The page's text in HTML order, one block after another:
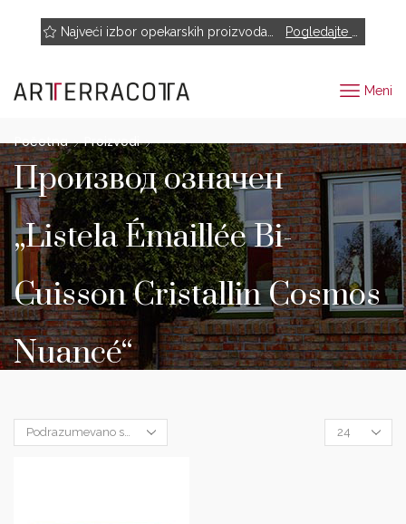
Meni
Početna Proizvodi
Производ oзначен
„Listela Émaillée Bi-
Cuisson Cristallin Cosmos
Nuancé“
Products
per